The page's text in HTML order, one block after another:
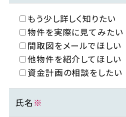
もう少し詳しく知りたい
物件を実際に見てみたい
間取図をメールでほしい
他物件を紹介してほしい
資金計画の相談をしたい
氏名 ※